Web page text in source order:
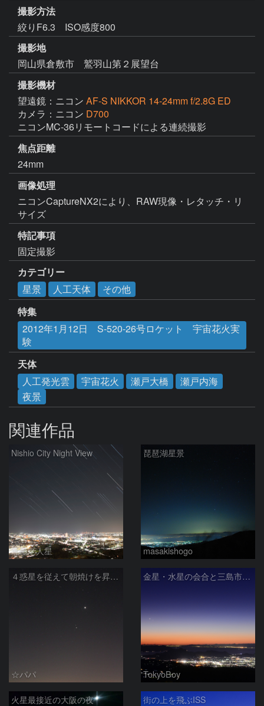
撮影方法
絞りF6.3 ISO感度800
撮影地
岡山県倉敷市 鷲羽山第２展望台
撮影機材
望遠鏡：ニコン AF-S NIKKOR 14-24mm f/2.8G ED
カメラ：ニコン D700
ニコンMC-36リモートコードによる連続撮影
焦点距離
24mm
画像処理
ニコンCaptureNX2により、RAW現像・レタッチ・リ
サイズ
特記事項
固定撮影
カテゴリー
星景
人工天体
その他
特集
2012年1月12日 S-520-26号ロケット 宇宙花火実
験
天体
人工発光雲
宇宙花火 瀬戸大橋
瀬戸内海
夜景
関連作品
Nishio City Night View
北極老人星
琵琶湖星景
masakishogo
４惑星を従えて朝焼けを昇るしし座
☆パパ
金星・水星の会合と三島市街の夜景
TokyoBoy
火星最接近の大阪の夜 街の上を飛ぶISS